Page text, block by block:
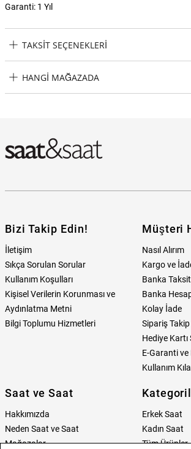
Garanti: 1 Yıl
TAKSIT SEÇENEKLERI
HANGI MAĞAZADA
Bizi Takip Edin!
İletişim
Sıkça Sorulan Sorular
Kullanım Koşulları
Kişisel Verilerin Korunması ve
Aydınlatma Metni
Bilgi Toplumu Hizmetleri
Müşteri
Nasıl Alırım
Kargo ve
Banka
Banka
Kolay İade
Sipariş Takip
Hediye Kartı
E-Garanti ve
Kullanım
Saat ve Saat
Hakkımızda
Neden Saat ve Saat
Mağazalar
Erkek Saat
Kadın Saat
Tüm Ürünler